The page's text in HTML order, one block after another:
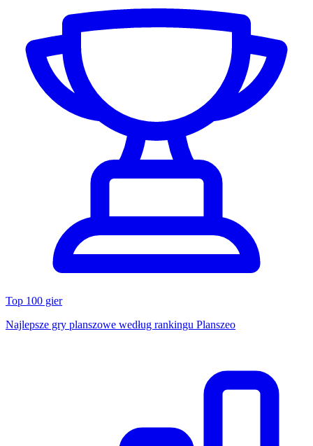
Top 100 gier
Najlepsze gry planszowe według rankingu Planszeo